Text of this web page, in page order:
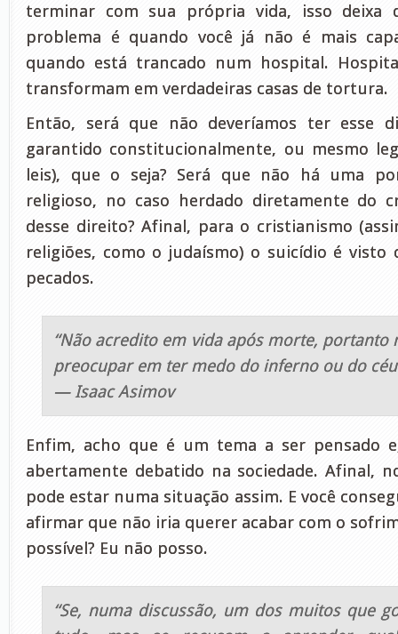
terminar com sua própria vida, isso deixa
problema é quando você já não é mais
quando está trancado num hospital.
transformam em verdadeiras casas de tortura.
Então, será que não deveríamos ter esse
garantido constitucionalmente, ou mesmo
leis), que o seja? Será que não há uma
religioso, no caso herdado diretamente do
desse direito? Afinal, para o cristianismo
religiões, como o judaísmo) o suicídio é visto
pecados.
“Não acredito em vida após morte, portanto
preocupar em ter medo do inferno ou do
— Isaac Asimov
Enfim, acho que é um tema a ser pensado
abertamente debatido na sociedade. Afinal,
pode estar numa situação assim. E você
afirmar que não iria querer acabar com o
possível? Eu não posso.
“Se, numa discussão, um dos muitos que